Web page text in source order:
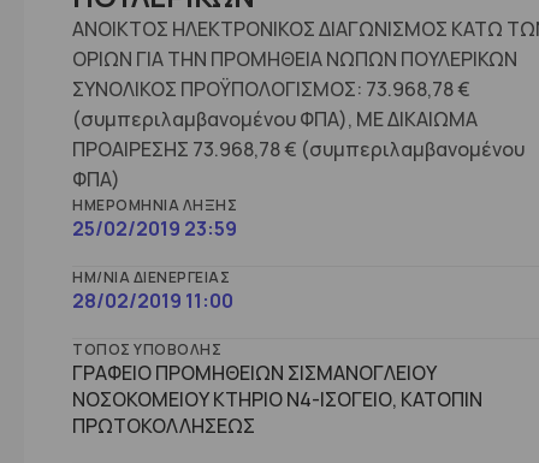
ΑΝΟΙΚΤΟΣ ΗΛΕΚΤΡΟΝΙΚΟΣ ΔΙΑΓΩΝΙΣΜΟΣ ΚΑΤΩ
ΟΡΙΩΝ ΓΙΑ ΤΗΝ ΠΡΟΜΗΘΕΙΑ ΝΩΠΩΝ ΠΟΥΛΕΡΙΚΩΝ
ΣΥΝΟΛΙΚΟΣ ΠΡΟΫΠΟΛΟΓΙΣΜΟΣ: 73.968,78 €
(συμπεριλαμβανομένου ΦΠΑ), ME ΔΙΚΑΙΩΜΑ
ΠΡΟΑΙΡΕΣΗΣ 73.968,78 € (συμπεριλαμβανομένου
ΦΠΑ)
ΗΜΕΡΟΜΗΝΊΑ ΛΉΞΗΣ
25/02/2019 23:59
ΗΜ/ΝΊΑ ΔΙΕΝΈΡΓΕΙΑΣ
28/02/2019 11:00
ΤΌΠΟΣ ΥΠΟΒΟΛΉΣ
ΓΡΑΦΕΙΟ ΠΡΟΜΗΘΕΙΩΝ ΣΙΣΜΑΝΟΓΛΕΙΟΥ
ΝΟΣΟΚΟΜΕΙΟΥ ΚΤΗΡΙΟ Ν4-ΙΣΟΓΕΙΟ, ΚΑΤΟΠΙΝ
ΠΡΩΤΟΚΟΛΛΗΣΕΩΣ